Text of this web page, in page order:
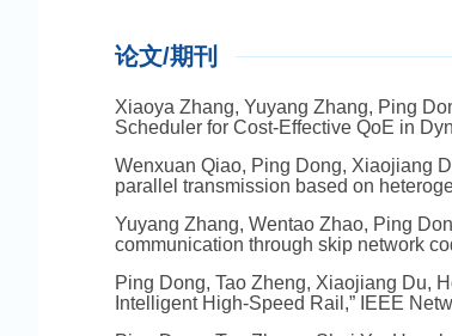
论文/期刊
Xiaoya Zhang, Yuyang Zhang, Ping
Scheduler for Cost-Effective QoE in
Wenxuan Qiao, Ping Dong, Xiaojiang
parallel transmission based on
Yuyang Zhang, Wentao Zhao, Ping
communication through skip network
Ping Dong, Tao Zheng, Xiaojiang Du,
Intelligent High-Speed Rail,” IEEE